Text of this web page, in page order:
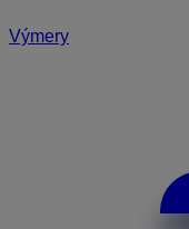
Výmery